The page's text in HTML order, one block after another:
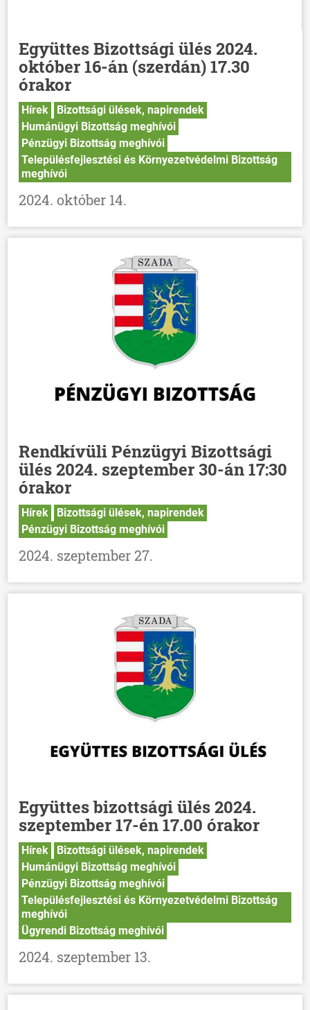
Együttes Bizottsági ülés 2024.
október 16-án (szerdán) 17.30
órakor
Hírek
Bizottsági ülések, napirendek
Humánügyi Bizottság meghívói
Pénzügyi Bizottság meghívói
Településfejlesztési és Környezetvédelmi Bizottság
meghívói
2024. október 14.
Rendkívüli Pénzügyi Bizottsági
ülés 2024. szeptember 30-án 17:30
órakor
Hírek
Bizottsági ülések, napirendek
Pénzügyi Bizottság meghívói
2024. szeptember 27.
Együttes bizottsági ülés 2024.
szeptember 17-én 17.00 órakor
Hírek
Bizottsági ülések, napirendek
Humánügyi Bizottság meghívói
Pénzügyi Bizottság meghívói
Településfejlesztési és Környezetvédelmi Bizottság
meghívói
Ügyrendi Bizottság meghívói
2024. szeptember 13.